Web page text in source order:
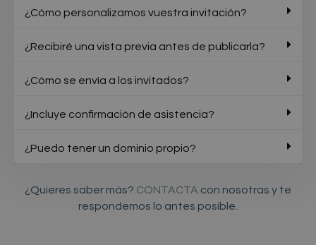
¿Cómo personalizamos vuestra invitación?
¿Recibiré una vista previa antes de publicarla?
¿Cómo se envía a los invitados?
¿Incluye confirmación de asistencia?
¿Puedo tener un dominio propio?
¿Quieres saber más? CONTACTA con nosotras y te
respondemos lo antes posible.